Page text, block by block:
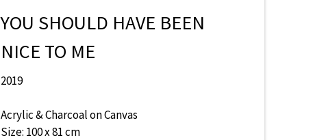
YOU SHOULD HAVE BEEN
NICE TO ME
2019
Acrylic & Charcoal on Canvas
Size: 100 x 81 cm